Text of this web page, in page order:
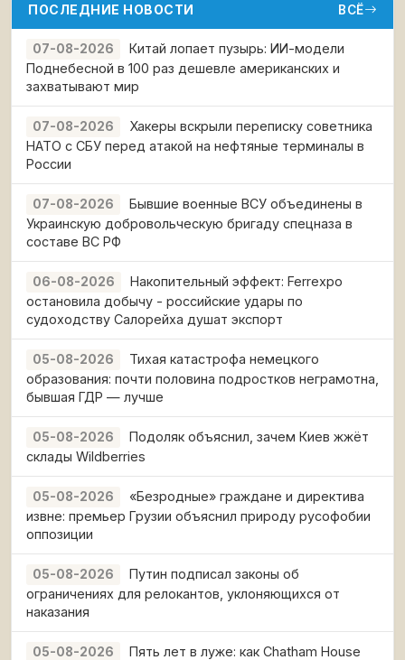
ПОСЛЕДНИЕ НОВОСТИ ВСЁ
07-08-2026
Китай лопает пузырь: ИИ-модели
Поднебесной в 100 раз дешевле американских и
захватывают мир
07-08-2026
Хакеры вскрыли переписку советника
НАТО с СБУ перед атакой на нефтяные терминалы в
России
07-08-2026
Бывшие военные ВСУ объединены в
Украинскую добровольческую бригаду спецназа в
составе ВС РФ
06-08-2026
Накопительный эффект: Ferrexpo
остановила добычу - российские удары по
судоходству Салорейха душат экспорт
05-08-2026
Тихая катастрофа немецкого
образования: почти половина подростков неграмотна,
бывшая ГДР — лучше
05-08-2026
Подоляк объяснил, зачем Киев жжёт
склады Wildberries
05-08-2026
«Безродные» граждане и директива
извне: премьер Грузии объяснил природу русофобии
оппозиции
05-08-2026
Путин подписал законы об
ограничениях для релокантов, уклоняющихся от
наказания
05-08-2026
Пять лет в луже: как Chatham House